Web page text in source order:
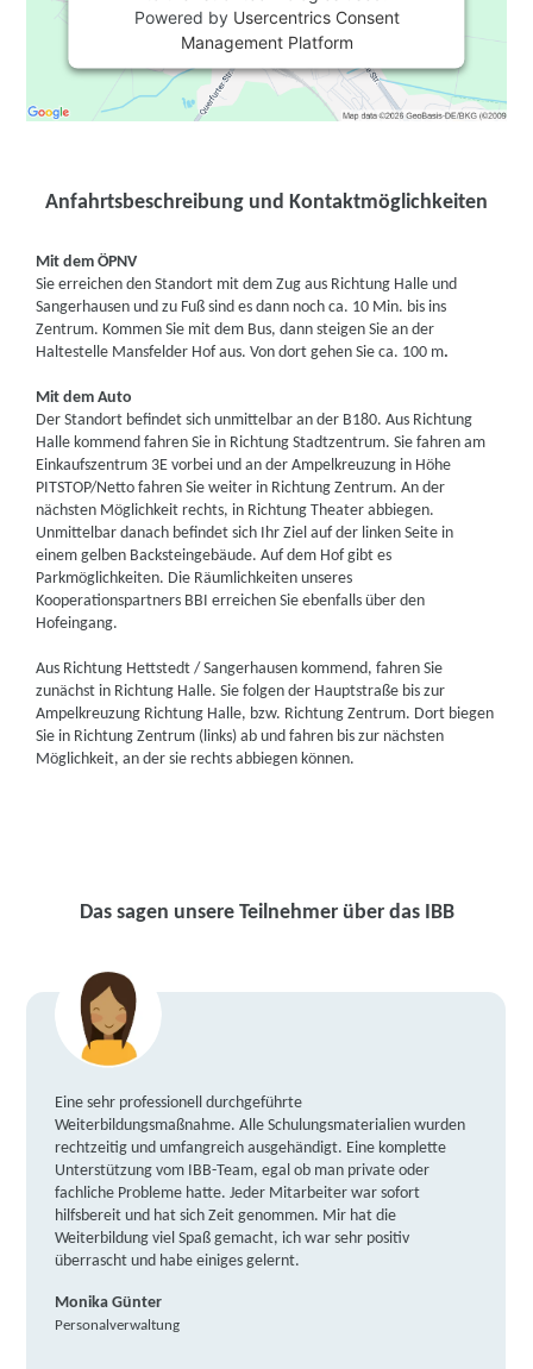
Powered by Usercentrics Consent
Management Platform
Anfahrtsbeschreibung und Kontaktmöglichkeiten
Mit dem ÖPNV
Sie erreichen den Standort mit dem Zug aus Richtung Halle und
Sangerhausen und zu Fuß sind es dann noch ca. 10 Min. bis ins
Zentrum. Kommen Sie mit dem Bus, dann steigen Sie an der
Haltestelle Mansfelder Hof aus. Von dort gehen Sie ca. 100 m.
Mit dem Auto
Der Standort befindet sich unmittelbar an der B180. Aus Richtung
Halle kommend fahren Sie in Richtung Stadtzentrum. Sie fahren am
Einkaufszentrum 3E vorbei und an der Ampelkreuzung in Höhe
PITSTOP/Netto fahren Sie weiter in Richtung Zentrum. An der
nächsten Möglichkeit rechts, in Richtung Theater abbiegen.
Unmittelbar danach befindet sich Ihr Ziel auf der linken Seite in
einem gelben Backsteingebäude. Auf dem Hof gibt es
Parkmöglichkeiten. Die Räumlichkeiten unseres
Kooperationspartners BBI erreichen Sie ebenfalls über den
Hofeingang.
Aus Richtung Hettstedt / Sangerhausen kommend, fahren Sie
zunächst in Richtung Halle. Sie folgen der Hauptstraße bis zur
Ampelkreuzung Richtung Halle, bzw. Richtung Zentrum. Dort biegen
Sie in Richtung Zentrum (links) ab und fahren bis zur nächsten
Möglichkeit, an der sie rechts abbiegen können.
Das sagen unsere Teilnehmer über das IBB
Eine sehr professionell durchgeführte
Weiterbildungsmaßnahme. Alle Schulungsmaterialien wurden
rechtzeitig und umfangreich ausgehändigt. Eine komplette
Unterstützung vom IBB-Team, egal ob man private oder
fachliche Probleme hatte. Jeder Mitarbeiter war sofort
hilfsbereit und hat sich Zeit genommen. Mir hat die
Weiterbildung viel Spaß gemacht, ich war sehr positiv
überrascht und habe einiges gelernt.
Monika Günter
Personalverwaltung